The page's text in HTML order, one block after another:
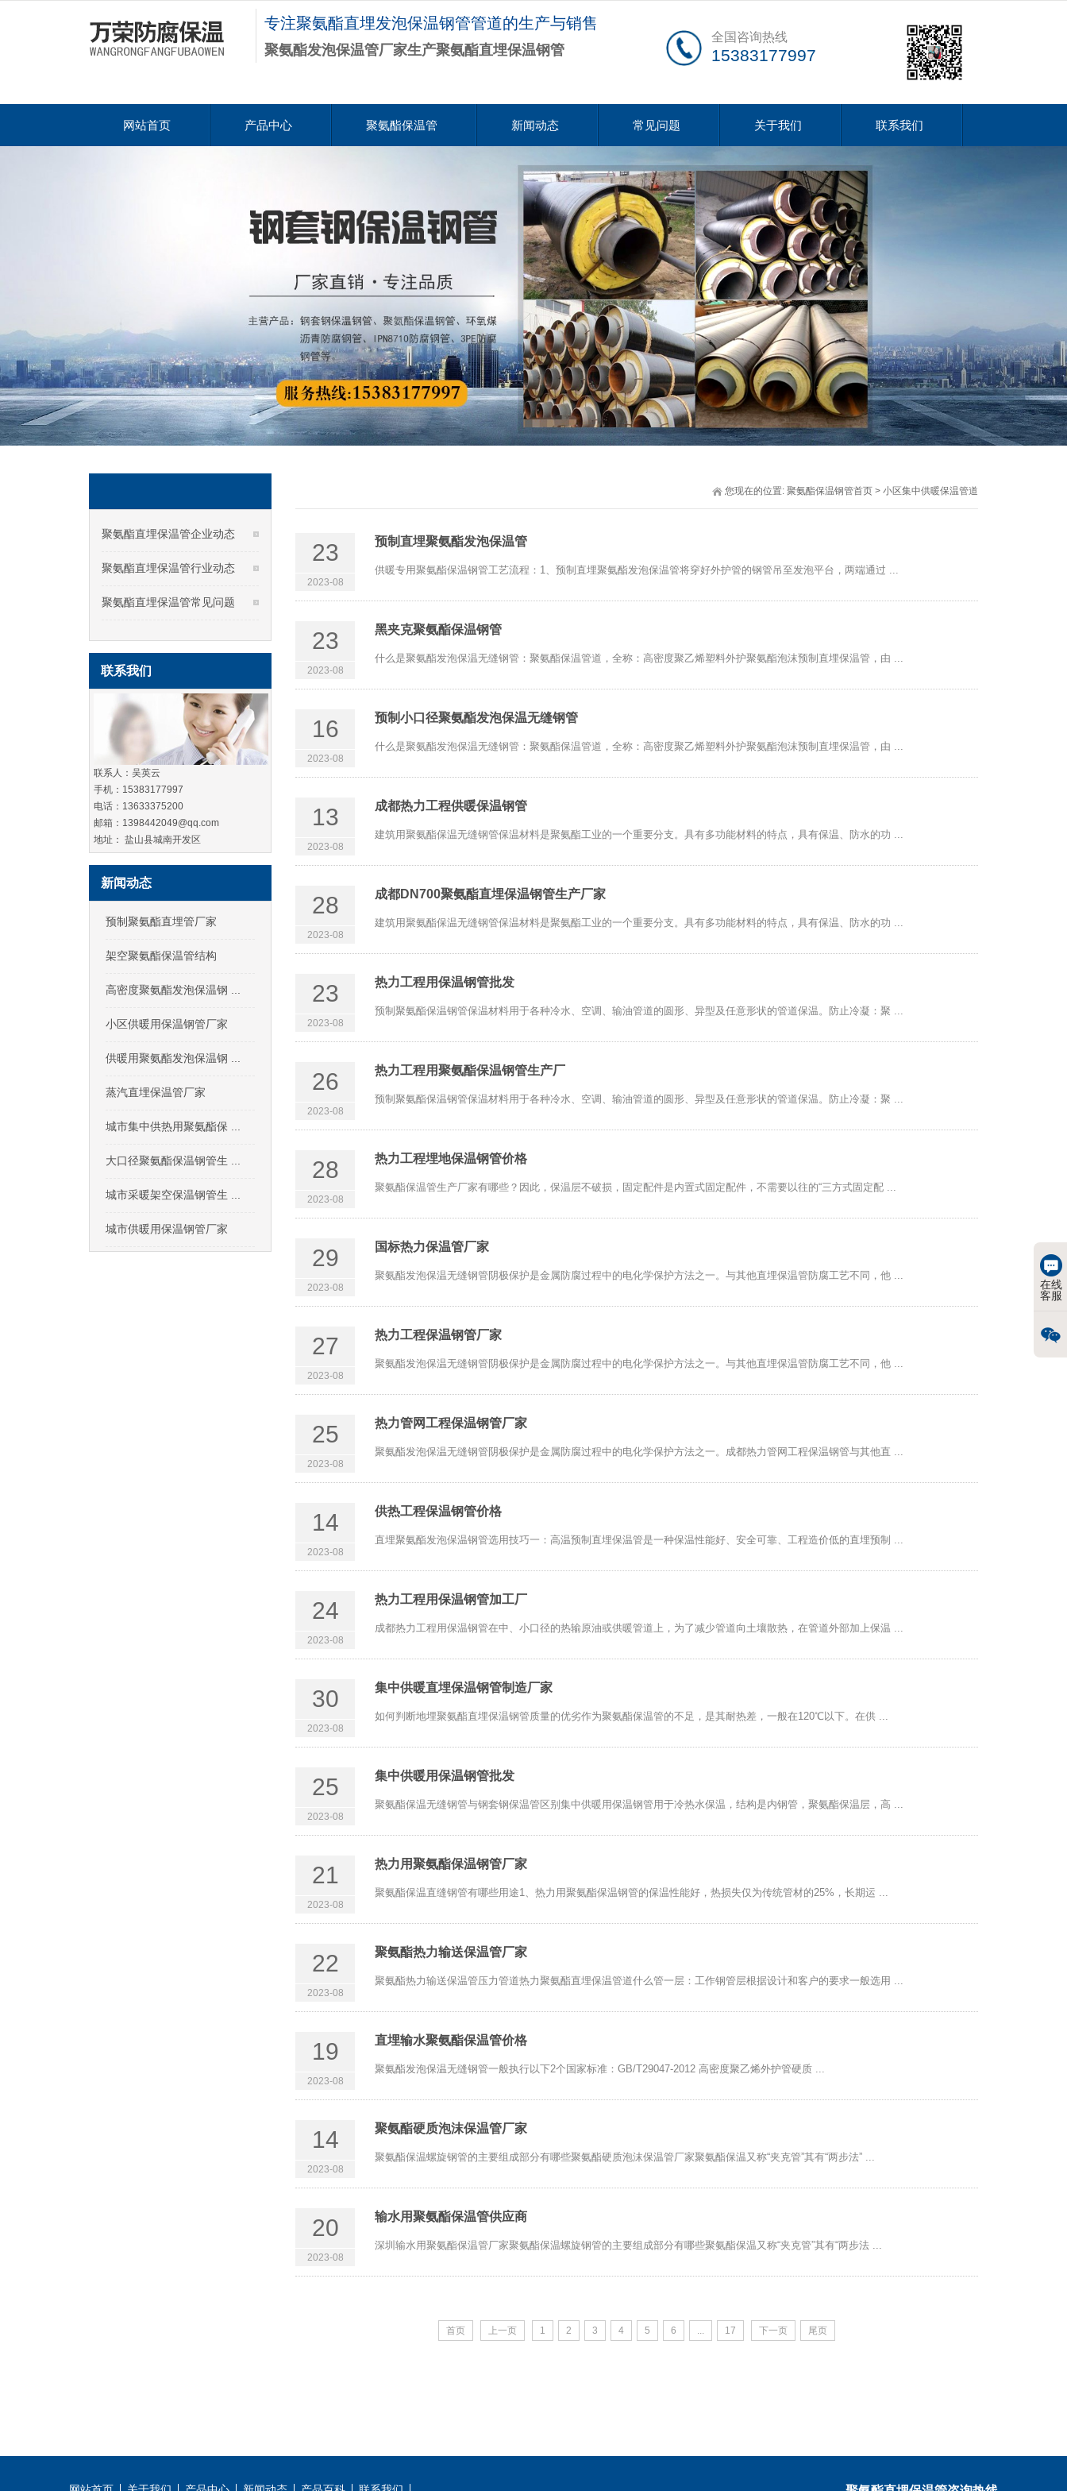
专注聚氨酯直埋发泡保温钢管管道的生产与销售
聚氨酯发泡保温管厂家生产聚氨酯直埋保温钢管
全国咨询热线
15383177997
网站首页 产品中心 聚氨酯保温管 新闻动态 常见问题 关于我们 联系我们
您现在的位置: 聚氨酯保温钢管首页 > 小区集中供暖保温管道
23
2023-08
预制直埋聚氨酯发泡保温管
供暖专用聚氨酯保温钢管工艺流程：1、预制直埋聚氨酯发泡保温管将穿好外护管的钢管吊至发泡平台，两端通过 ...
23
2023-08
黑夹克聚氨酯保温钢管
什么是聚氨酯发泡保温无缝钢管：聚氨酯保温管道，全称：高密度聚乙烯塑料外护聚氨酯泡沫预制直埋保温管，由 ...
16
2023-08
预制小口径聚氨酯发泡保温无缝钢管
什么是聚氨酯发泡保温无缝钢管：聚氨酯保温管道，全称：高密度聚乙烯塑料外护聚氨酯泡沫预制直埋保温管，由 ...
13
2023-08
成都热力工程供暖保温钢管
建筑用聚氨酯保温无缝钢管保温材料是聚氨酯工业的一个重要分支。具有多功能材料的特点，具有保温、防水的功 ...
28
2023-08
成都DN700聚氨酯直埋保温钢管生产厂家
建筑用聚氨酯保温无缝钢管保温材料是聚氨酯工业的一个重要分支。具有多功能材料的特点，具有保温、防水的功 ...
23
2023-08
热力工程用保温钢管批发
预制聚氨酯保温钢管保温材料用于各种冷水、空调、输油管道的圆形、异型及任意形状的管道保温。防止冷凝：聚 ...
26
2023-08
热力工程用聚氨酯保温钢管生产厂
预制聚氨酯保温钢管保温材料用于各种冷水、空调、输油管道的圆形、异型及任意形状的管道保温。防止冷凝：聚 ...
28
2023-08
热力工程埋地保温钢管价格
聚氨酯保温管生产厂家有哪些？因此，保温层不破损，固定配件是内置式固定配件，不需要以往的“三方式固定配 ...
29
2023-08
国标热力保温管厂家
聚氨酯发泡保温无缝钢管阴极保护是金属防腐过程中的电化学保护方法之一。与其他直埋保温管防腐工艺不同，他 ...
27
2023-08
热力工程保温钢管厂家
聚氨酯发泡保温无缝钢管阴极保护是金属防腐过程中的电化学保护方法之一。与其他直埋保温管防腐工艺不同，他 ...
25
2023-08
热力管网工程保温钢管厂家
聚氨酯发泡保温无缝钢管阴极保护是金属防腐过程中的电化学保护方法之一。成都热力管网工程保温钢管与其他直 ...
14
2023-08
供热工程保温钢管价格
直埋聚氨酯发泡保温钢管选用技巧一：高温预制直埋保温管是一种保温性能好、安全可靠、工程造价低的直埋预制 ...
24
2023-08
热力工程用保温钢管加工厂
成都热力工程用保温钢管在中、小口径的热输原油或供暖管道上，为了减少管道向土壤散热，在管道外部加上保温 ...
30
2023-08
集中供暖直埋保温钢管制造厂家
如何判断地埋聚氨酯直埋保温钢管质量的优劣作为聚氨酯保温管的不足，是其耐热差，一般在120℃以下。在供 ...
25
2023-08
集中供暖用保温钢管批发
聚氨酯保温无缝钢管与钢套钢保温管区别集中供暖用保温钢管用于冷热水保温，结构是内钢管，聚氨酯保温层，高 ...
21
2023-08
热力用聚氨酯保温钢管厂家
聚氨酯保温直缝钢管有哪些用途1、热力用聚氨酯保温钢管的保温性能好，热损失仅为传统管材的25%，长期运 ...
22
2023-08
聚氨酯热力输送保温管厂家
聚氨酯热力输送保温管压力管道热力聚氨酯直埋保温管道什么管一层：工作钢管层根据设计和客户的要求一般选用 ...
19
2023-08
直埋输水聚氨酯保温管价格
聚氨酯发泡保温无缝钢管一般执行以下2个国家标准：GB/T29047-2012 高密度聚乙烯外护管硬质 ...
14
2023-08
聚氨酯硬质泡沫保温管厂家
聚氨酯保温螺旋钢管的主要组成部分有哪些聚氨酯硬质泡沫保温管厂家聚氨酯保温又称“夹克管”其有“两步法” ...
20
2023-08
输水用聚氨酯保温管供应商
深圳输水用聚氨酯保温管厂家聚氨酯保温螺旋钢管的主要组成部分有哪些聚氨酯保温又称“夹克管”其有“两步法 ...
首页 上一页 1 2 3 4 5 6 ... 17 下一页 尾页
聚氨酯直埋保温管企业动态
聚氨酯直埋保温管行业动态
聚氨酯直埋保温管常见问题
联系我们
联系人：吴英云
手机：15383177997
电话：13633375200
邮箱：1398442049@qq.com
地址： 盐山县城南开发区
新闻动态
预制聚氨酯直埋管厂家
架空聚氨酯保温管结构
高密度聚氨酯发泡保温钢 ...
小区供暖用保温钢管厂家
供暖用聚氨酯发泡保温钢 ...
蒸汽直埋保温管厂家
城市集中供热用聚氨酯保 ...
大口径聚氨酯保温钢管生 ...
城市采暖架空保温钢管生 ...
城市供暖用保温钢管厂家
在线
客服